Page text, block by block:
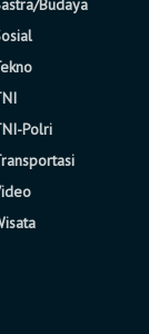
Budaya
Polri